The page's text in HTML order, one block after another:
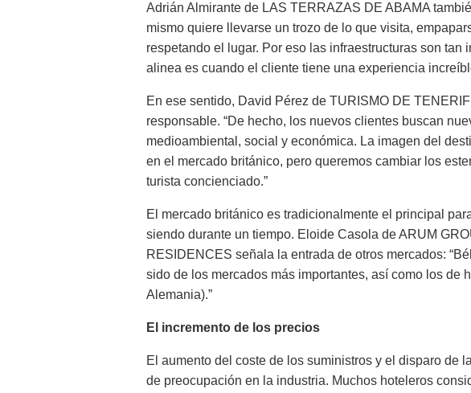
Adrián Almirante de LAS TERRAZAS DE ABAMA
mismo quiere llevarse un trozo de lo que visita,
respetando el lugar. Por eso las infraestructuras son tan
alinea es cuando el cliente tiene una experiencia
En ese sentido, David Pérez de TURISMO DE
responsable. “De hecho, los nuevos clientes buscan
medioambiental, social y económica. La imagen del
en el mercado británico, pero queremos cambiar los
turista concienciado.”
El mercado británico es tradicionalmente el principal
siendo durante un tiempo. Eloide Casola de ARUM
RESIDENCES señala la entrada de otros mercados:
sido de los mercados más importantes, así como los de
Alemania).”
El incremento de los precios
El aumento del coste de los suministros y el disparo de
de preocupación en la industria. Muchos hoteleros